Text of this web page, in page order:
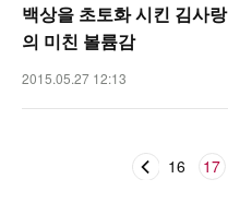
백상을 초토화 시킨 김사랑
의 미친 볼륨감
2015.05.27 12:13
16 17